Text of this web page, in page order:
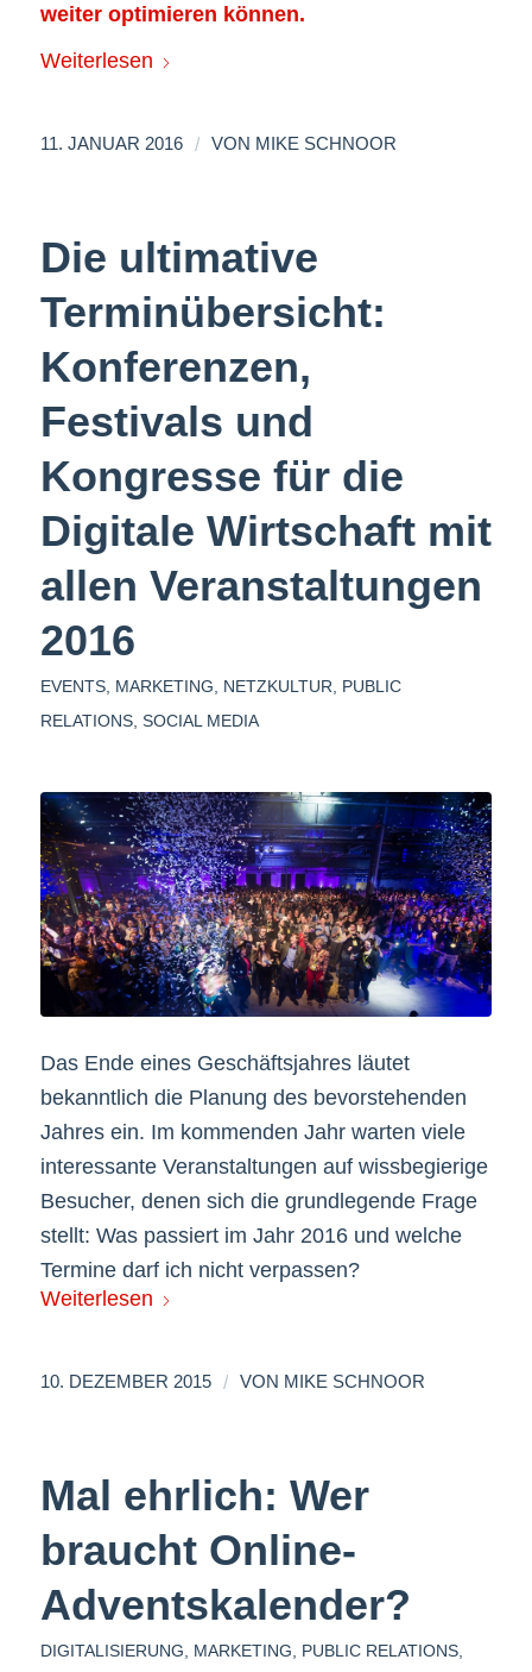
weiter optimieren können.
Weiterlesen
11. JANUAR 2016 / VON MIKE SCHNOOR
Die ultimative
Terminübersicht:
Konferenzen,
Festivals und
Kongresse für die
Digitale Wirtschaft mit
allen Veranstaltungen
2016
EVENTS, MARKETING NETZKULTUR
PUBLIC
RELATIONS, SOCIAL MEDIA
Das Ende eines Geschäftsjahres läutet
bekanntlich die Planung des bevorstehenden
Jahres ein. Im kommenden Jahr warten viele
interessante Veranstaltungen auf wissbegierige
Besucher, denen sich die grundlegende Frage
stellt: Was passiert im Jahr 2016 und welche
Termine darf ich nicht verpassen?
Weiterlesen
10. DEZEMBER 2015 / VON MIKE SCHNOOR
Mal ehrlich: Wer
braucht Online-
Adventskalender?
DIGITALISIERUNG MARKETING PUBLIC RELATIONS,